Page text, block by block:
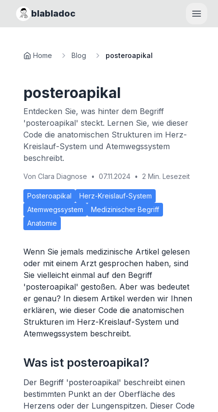
blabladoc
Home Blog posteroapikal
posteroapikal
Entdecken Sie, was hinter dem Begriff
'posteroapikal' steckt. Lernen Sie, wie dieser
Code die anatomischen Strukturen im Herz-
Kreislauf-System und Atemwegssystem
beschreibt.
Von Clara Diagnose • 07.11.2024 • 2 Min. Lesezeit
Posteroapikal
Herz-Kreislauf-System
Atemwegssystem
Medizinischer Begriff
Anatomie
Wenn Sie jemals medizinische Artikel gelesen
oder mit einem Arzt gesprochen haben, sind
Sie vielleicht einmal auf den Begriff
'posteroapikal' gestoßen. Aber was bedeutet
er genau? In diesem Artikel werden wir Ihnen
erklären, wie dieser Code die anatomischen
Strukturen im Herz-Kreislauf-System und
Atemwegssystem beschreibt.
Was ist posteroapikal?
Der Begriff 'posteroapikal' beschreibt einen
bestimmten Punkt an der Oberfläche des
Herzens oder der Lungenspitzen. Dieser Code